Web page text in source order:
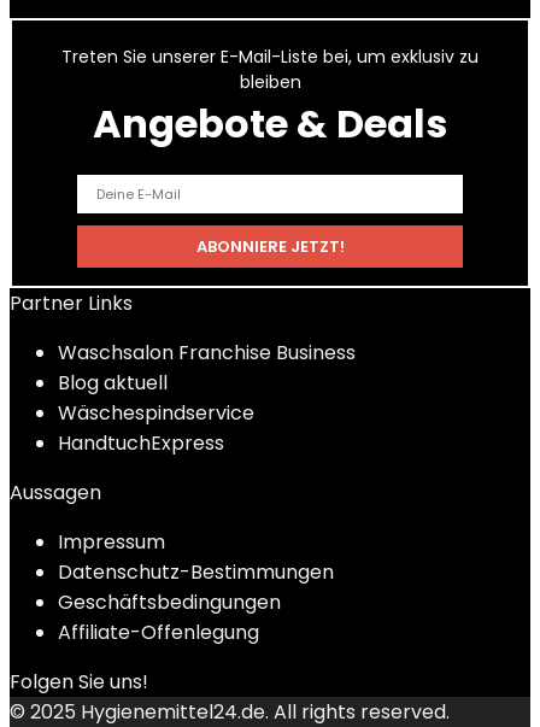
Treten Sie unserer E-Mail-Liste bei, um exklusiv zu
bleiben
Angebote & Deals
Partner Links
Waschsalon Franchise Business
Blog aktuell
Wäschespindservice
HandtuchExpress
Aussagen
Impressum
Datenschutz-Bestimmungen
Geschäftsbedingungen
Affiliate-Offenlegung
Folgen Sie uns!
© 2025 Hygienemittel24.de. All rights reserved.